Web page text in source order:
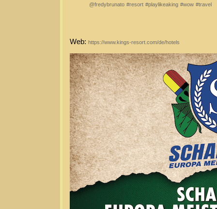
@fredybrunato #resort #playlikeaking #wow #travel
Web: https://www.kings-resort.com/de/hotels